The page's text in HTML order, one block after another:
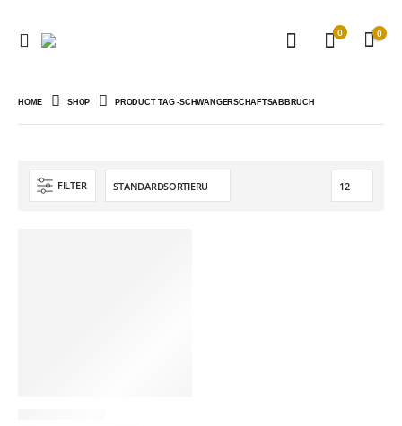
0 0
HOME SHOP PRODUCT TAG -SCHWANGERSCHAFTSABBRUCH
FILTER